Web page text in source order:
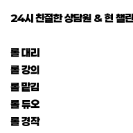
24시 친절한 상담원 & 현 챌
롤 대리
롤 강의
롤 맡김
롤 듀오
롤 경작